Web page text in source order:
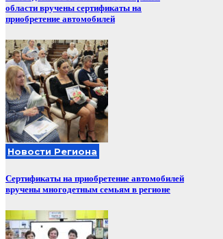
области вручены сертификаты на
приобретение автомобилей
Новости Региона
Сертификаты на приобретение автомобилей
вручены многодетным семьям в регионе